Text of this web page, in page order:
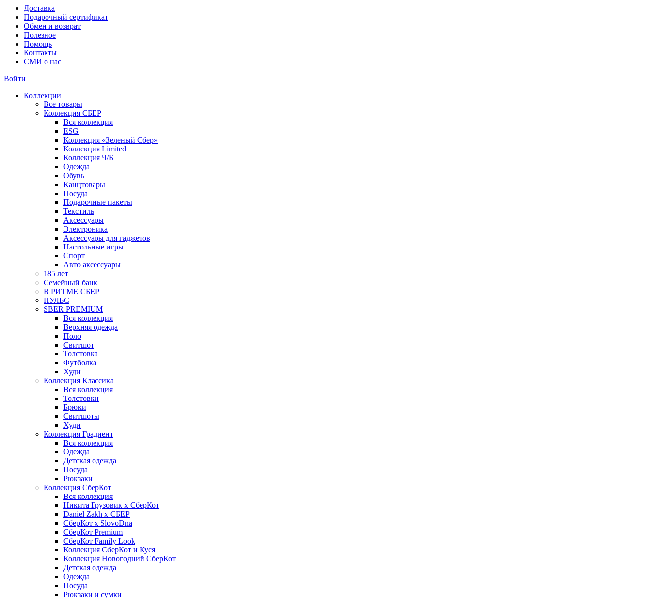
Доставка
Подарочный сертификат
Обмен и возврат
Полезное
Помощь
Контакты
СМИ о нас
Войти
Коллекции
Все товары
Коллекция СБЕР
Вся коллекция
ESG
Коллекция «Зеленый Сбер»
Коллекция Limited
Коллекция Ч/Б
Одежда
Обувь
Канцтовары
Посуда
Подарочные пакеты
Текстиль
Аксессуары
Электроника
Аксессуары для гаджетов
Настольные игры
Спорт
Авто аксессуары
185 лет
Семейный банк
В РИТМЕ СБЕР
ПУЛЬС
SBER PREMIUM
Вся коллекция
Верхняя одежда
Поло
Свитшот
Толстовка
Футболка
Худи
Коллекция Классика
Вся коллекция
Толстовки
Брюки
Свитшоты
Худи
Коллекция Градиент
Вся коллекция
Одежда
Детская одежда
Посуда
Рюкзаки
Коллекция СберКот
Вся коллекция
Никита Грузовик х СберКот
Daniel Zakh x СБЕР
СберКот x SlovoDna
СберКот Premium
СберКот Family Look
Коллекция СберКот и Куся
Коллекция Новогодний СберКот
Детская одежда
Одежда
Посуда
Рюкзаки и сумки